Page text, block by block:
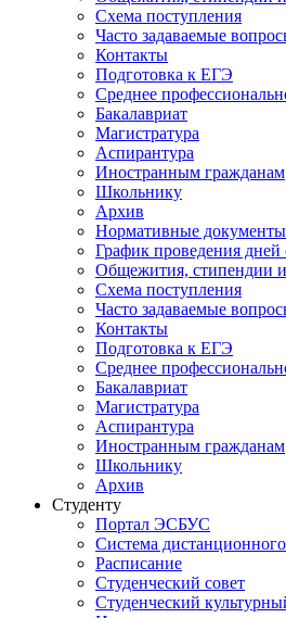
Схема поступления
Часто задаваемые
Контакты
Подготовка к ЕГЭ
Среднее
Бакалавриат
Магистратура
Аспирантура
Иностранным гражданам
Школьнику
Архив
Нормативные
График проведения
Общежития, стипендии и
Схема поступления
Часто задаваемые
Контакты
Подготовка к ЕГЭ
Среднее
Бакалавриат
Магистратура
Аспирантура
Иностранным гражданам
Школьнику
Архив
Студенту
Портал ЭСБУС
Система
Расписание
Студенческий совет
Студенческий